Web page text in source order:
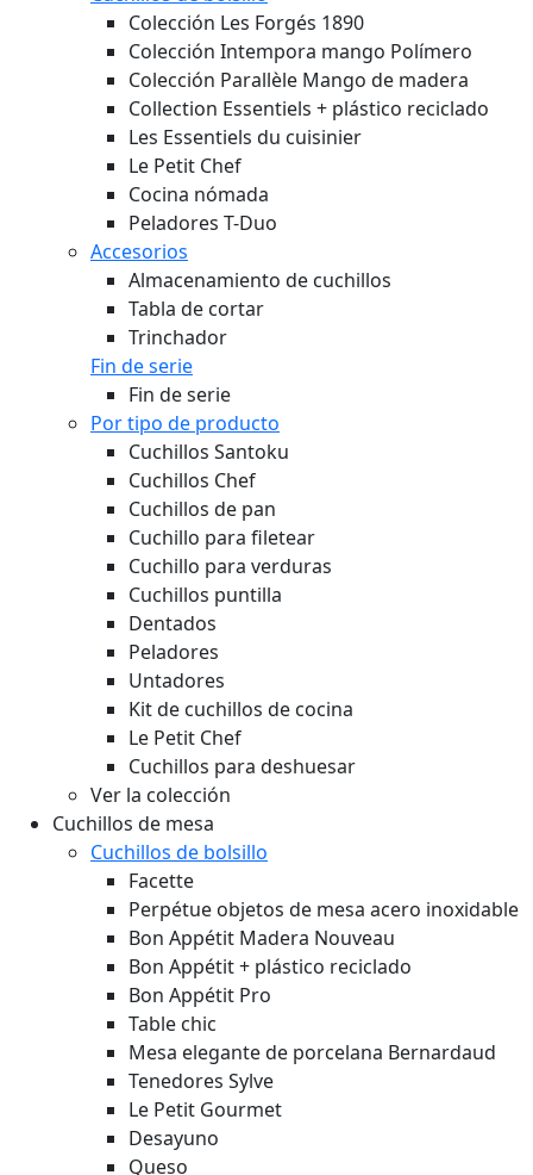
Colección Les Forgés 1890
Colección Intempora mango Polímero
Colección Parallèle Mango de madera
Collection Essentiels + plástico reciclado
Les Essentiels du cuisinier
Le Petit Chef
Cocina nómada
Peladores T-Duo
Accesorios
Almacenamiento de cuchillos
Tabla de cortar
Trinchador
Fin de serie
Fin de serie
Por tipo de producto
Cuchillos Santoku
Cuchillos Chef
Cuchillos de pan
Cuchillo para filetear
Cuchillo para verduras
Cuchillos puntilla
Dentados
Peladores
Untadores
Kit de cuchillos de cocina
Le Petit Chef
Cuchillos para deshuesar
Ver la colección
Cuchillos de mesa
Cuchillos de bolsillo
Facette
Perpétue objetos de mesa acero inoxidable
Bon Appétit Madera Nouveau
Bon Appétit + plástico reciclado
Bon Appétit Pro
Table chic
Mesa elegante de porcelana Bernardaud
Tenedores Sylve
Le Petit Gourmet
Desayuno
Queso